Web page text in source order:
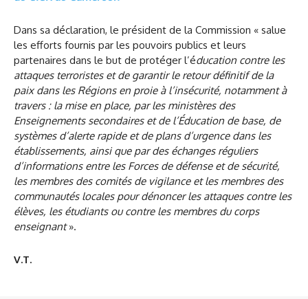
Dans sa déclaration, le président de la Commission « salue
les efforts fournis par les pouvoirs publics et leurs
partenaires dans le but de protéger l’éducation contre les
attaques terroristes et de garantir le retour définitif de la
paix dans les Régions en proie à l’insécurité, notamment à
travers : la mise en place, par les ministères des
Enseignements secondaires et de l’Éducation de base, de
systèmes d’alerte rapide et de plans d’urgence dans les
établissements, ainsi que par des échanges réguliers
d’informations entre les Forces de défense et de sécurité,
les membres des comités de vigilance et les membres des
communautés locales pour dénoncer les attaques contre les
élèves, les étudiants ou contre les membres du corps
enseignant».
V.T.